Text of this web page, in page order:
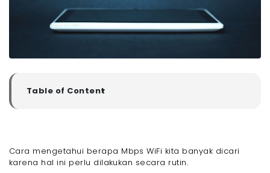
Table of Content
▼
- 2. Pemecahan Masalah
- 3. Membandingkan Layanan
Cara mengetahui berapa Mbps WiFi kita banyak dicari
karena hal ini perlu dilakukan secara rutin.